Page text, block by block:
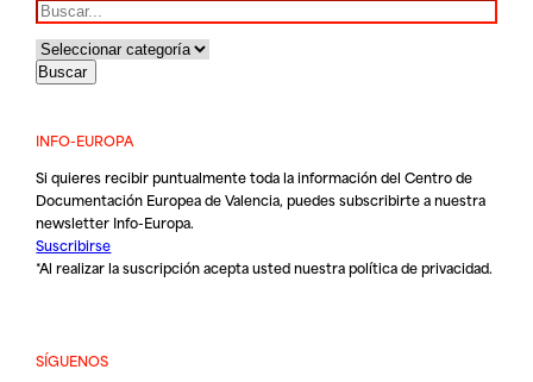
INFO-EUROPA
Si quieres recibir puntualmente toda la información del Centro de
Documentación Europea de Valencia, puedes subscribirte a nuestra
newsletter Info-Europa.
Suscribirse
*Al realizar la suscripción acepta usted nuestrapolítica de privacidad.
SÍGUENOS